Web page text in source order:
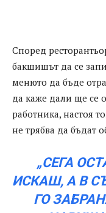
Според
бакшишът да се
менюто да бъде
да каже дали ще се
работника, настоя
не трябва да бъдат
„СЕГА
ИСКАШ, А В
ГО